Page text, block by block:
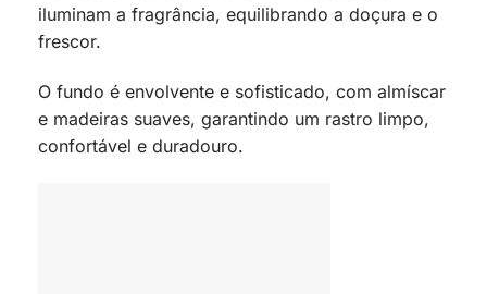
iluminam a fragrância, equilibrando a doçura e o
frescor.
O fundo é envolvente e sofisticado, com almíscar
e madeiras suaves, garantindo um rastro limpo,
confortável e duradouro.